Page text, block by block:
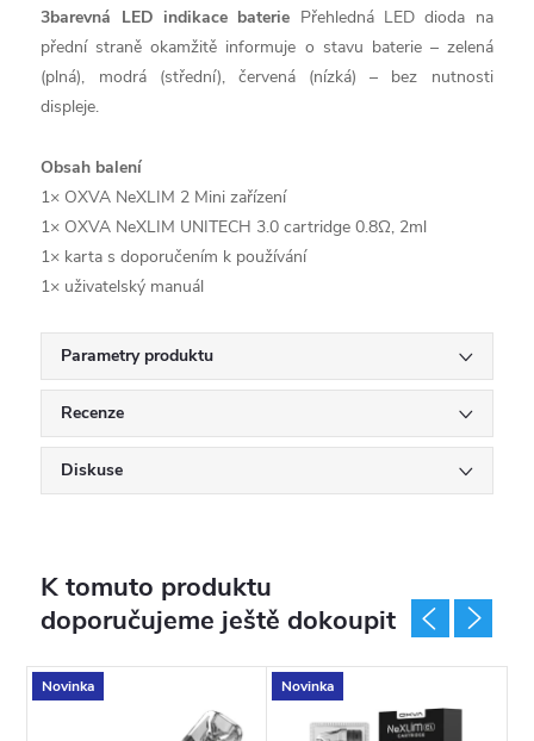
3barevná LED indikace baterie Přehledná LED dioda na
přední straně okamžitě informuje o stavu baterie – zelená
(plná), modrá (střední), červená (nízká) – bez nutnosti
displeje.
Obsah balení
1× OXVA NeXLIM 2 Mini zařízení
1× OXVA NeXLIM UNITECH 3.0 cartridge 0.8Ω, 2ml
1× karta s doporučením k používání
1× uživatelský manuál
Parametry produktu
Recenze
Diskuse
K tomuto produktu
doporučujeme ještě dokoupit
Novinka Novinka